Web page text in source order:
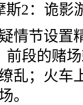
斯2：诡影
情节设置
前段的赌
乱；火车
。